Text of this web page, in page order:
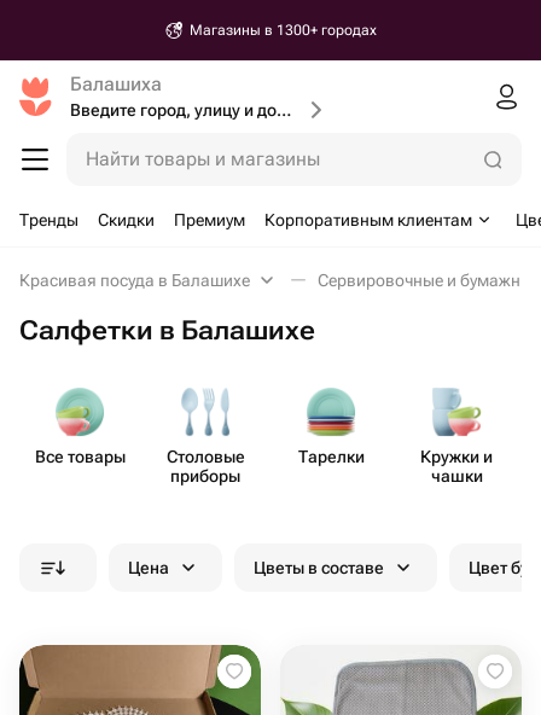
Магазины в 1300+ городах
Балашиха
Введите город, улицу и дом доставки
Найти товары и магазины
Тренды Скидки Премиум Корпоративным клиентам
Красивая посуда в Балашихе Сервировочные и
Салфетки в Балашихе
Все товары
Столовые
приборы
Тарелки
Кружки и
чашки
Цена Цветы в составе Цвет